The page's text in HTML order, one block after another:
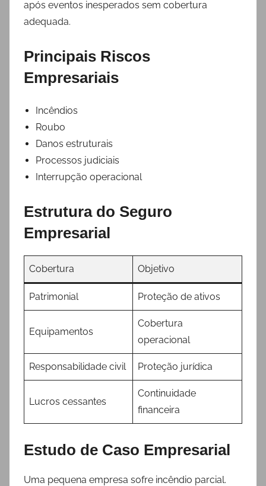
após eventos inesperados sem cobertura
adequada.
Principais Riscos
Empresariais
Incêndios
Roubo
Danos estruturais
Processos judiciais
Interrupção operacional
Estrutura do Seguro
Empresarial
Cobertura Objetivo
Patrimonial Proteção de ativos
Equipamentos
Cobertura
operacional
Responsabilidade civil Proteção jurídica
Lucros cessantes
Continuidade
financeira
Estudo de Caso Empresarial
Uma pequena empresa sofre incêndio parcial.